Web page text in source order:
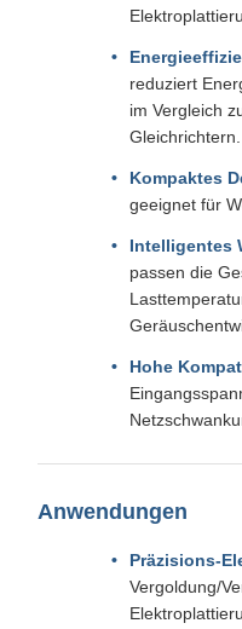
reduziert
im Vergleich
Gleichrichtern.
Kompaktes
geeignet für
Intelligentes
passen die
Hohe
Anwendungen
Präzisions-
Vergoldung/